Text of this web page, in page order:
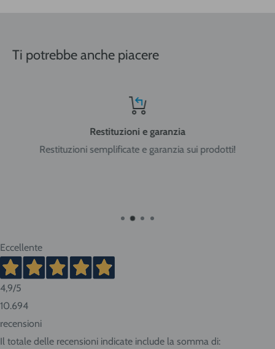
Adige, Lombardia, Emilia Romagna, Piemonte, Liguria, Val
d'Aosta, Toscana, Marche, Umbria, Lazio, Abruzzo.
Sud: Molise, Campania, Basilicata, Puglia, Calabria
Isole: Sicilia, Sardegna.
vanno dai 2 ai 10 giorni lavorativi. Tempi più brevi per Nord
Italia, tempi più lunghi per Sud e isole.
Consigliamo sempre di contattarci prima di effettuare la
prenotazione per conoscere in anticipo i tempi di consegna.
Se abiti nella nostra zona ritira i prodotti direttamente
Ti potrebbe anche piacere
Restituzioni e garanzia
Restituzioni semplificate e garanzia sui prodotti!
Eccellente
4,9/5
10.694
recensioni
Il totale delle recensioni indicate include la somma di: